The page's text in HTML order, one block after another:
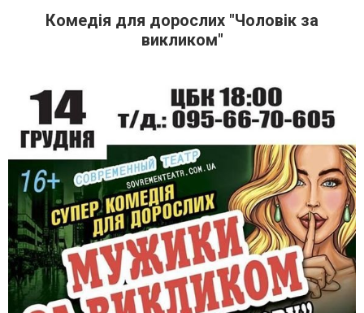
Комедія для дорослих "Чоловік за
викликом"